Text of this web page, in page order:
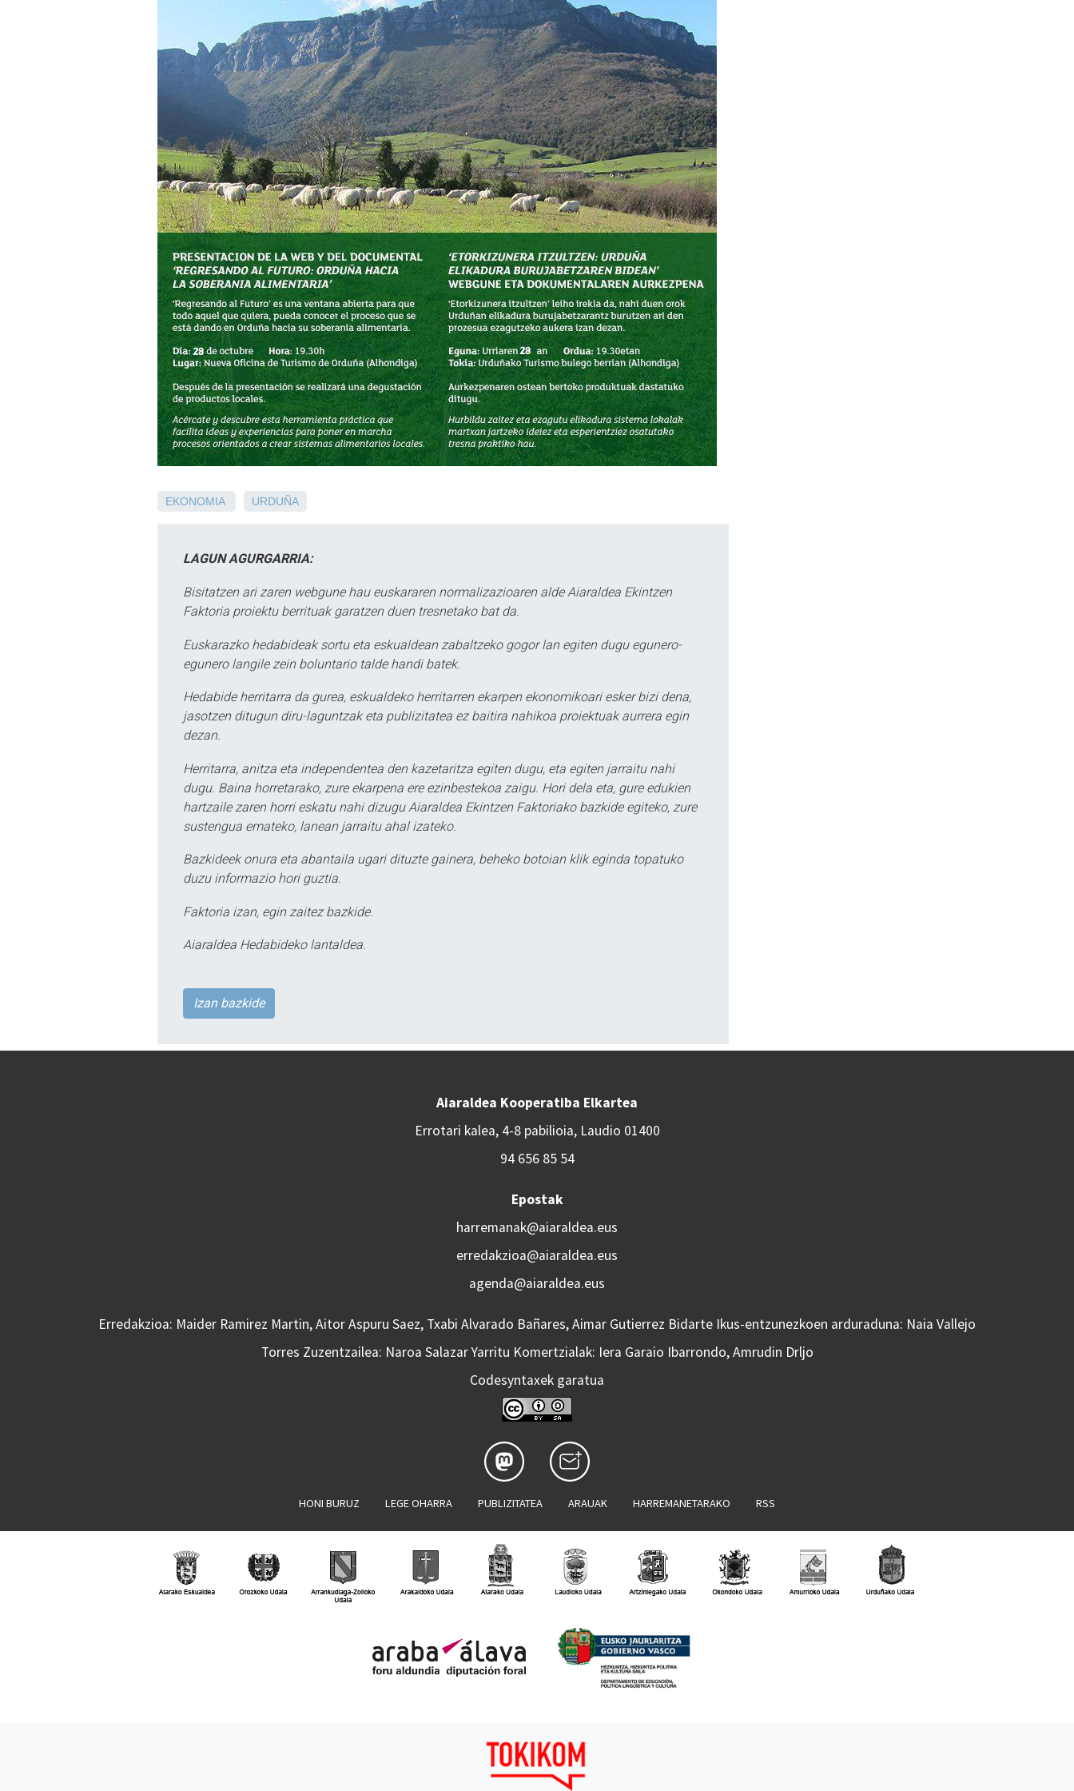
EKONOMIA URDUÑA
LAGUN AGURGARRIA:
Bisitatzen ari zaren webgune hau euskararen normalizazioaren alde Aiaraldea Ekintzen
Faktoria proiektu berrituak garatzen duen tresnetako bat da.
Euskarazko hedabideak sortu eta eskualdean zabaltzeko gogor lan egiten dugu egunero-
egunero langile zein boluntario talde handi batek.
Hedabide herritarra da gurea, eskualdeko herritarren ekarpen ekonomikoari esker bizi dena,
jasotzen ditugun diru-laguntzak eta publizitatea ez baitira nahikoa proiektuak aurrera egin
dezan.
Herritarra, anitza eta independentea den kazetaritza egiten dugu, eta egiten jarraitu nahi
dugu. Baina horretarako, zure ekarpena ere ezinbestekoa zaigu. Hori dela eta, gure edukien
hartzaile zaren horri eskatu nahi dizugu Aiaraldea Ekintzen Faktoriako bazkide egiteko, zure
sustengua emateko, lanean jarraitu ahal izateko.
Bazkideek onura eta abantaila ugari dituzte gainera, beheko botoian klik eginda topatuko
duzu informazio hori guztia.
Faktoria izan, egin zaitez bazkide.
Aiaraldea Hedabideko lantaldea.
Izan bazkide
Aiaraldea Kooperatiba Elkartea
Errotari kalea, 4-8 pabilioia, Laudio 01400
94 656 85 54
Epostak
harremanak@aiaraldea.eus
erredakzioa@aiaraldea.eus
agenda@aiaraldea.eus
Erredakzioa: Maider Ramirez Martin, Aitor Aspuru Saez, Txabi Alvarado Bañares, Aimar Gutierrez Bidarte Ikus-entzunezkoen arduraduna: Naia Vallejo
Torres Zuzentzailea: Naroa Salazar Yarritu Komertzialak: Iera Garaio Ibarrondo, Amrudin Drljo
Codesyntaxek garatua
HONI BURUZ LEGE OHARRA PUBLIZITATEA ARAUAK HARREMANETARAKO RSS